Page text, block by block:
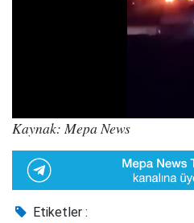
Kaynak: Mepa News
Etiketler :